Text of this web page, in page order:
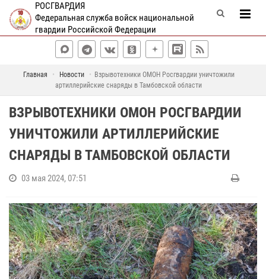
РОСГВАРДИЯ
Федеральная служба войск национальной
гвардии Российской Федерации
Главная Новости
Взрывотехники ОМОН Росгвардии уничтожили
артиллерийские снаряды в Тамбовской области
ВЗРЫВОТЕХНИКИ ОМОН РОСГВАРДИИ
УНИЧТОЖИЛИ АРТИЛЛЕРИЙСКИЕ
СНАРЯДЫ В ТАМБОВСКОЙ ОБЛАСТИ
03 мая 2024, 07:51